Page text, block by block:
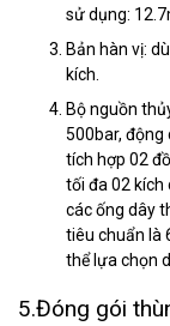
sử dụng:
Bản hàn vị:
kích.
Bộ nguồn
500bar, động
tích hợp 02
tối đa 02 kích
các ống dây
tiêu chuẩn là
thể lựa chọn
5.Đóng gói